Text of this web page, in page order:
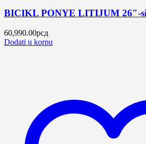
BICIKL PONYE LITIJUM 26″-
60,990.00рсд
Dodati u korpu